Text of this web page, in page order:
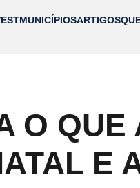
MUNICÍPIOSARTIGOS
O
E